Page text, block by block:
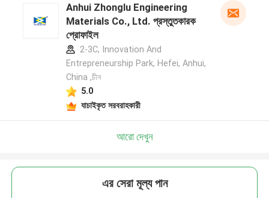
Anhui Zhonglu Engineering
Materials Co., Ltd. প্রস্তুতকারক
প্রোফাইল
2-3C, Innovation And
Entrepreneurship Park, Hefei, Anhui,
China ,চীন
5.0
যাচাইকৃত সরবরাহকারী
আরো দেখুন
এর সেরা মূল্য পান